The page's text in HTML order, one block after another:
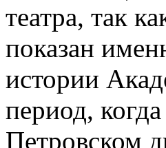
театра, так
показан
истории
период,
Петровском